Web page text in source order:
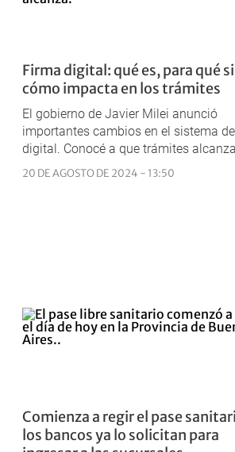
Firma digital: qué es, para qué
cómo impacta en los trámites
El gobierno de Javier Milei anunció
importantes cambios en el sistema
digital. Conocé a que trámites
20 DE AGOSTO DE 2024 - 13:50
Comienza a regir el pase
los bancos ya lo solicitan para